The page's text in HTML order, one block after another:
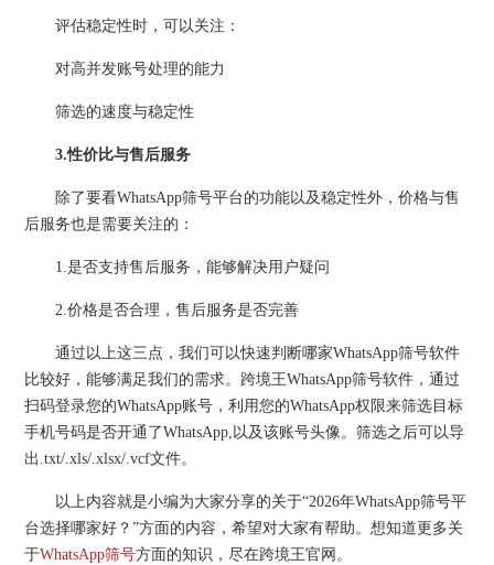
评估稳定性时，可以关注：
对高并发账号处理的能力
筛选的速度与稳定性
3.性价比与售后服务
除了要看WhatsApp筛号平台的功能以及稳定性外，价格与售
后服务也是需要关注的：
1.是否支持售后服务，能够解决用户疑问
2.价格是否合理，售后服务是否完善
通过以上这三点，我们可以快速判断哪家WhatsApp筛号软件
比较好，能够满足我们的需求。跨境王WhatsApp筛号软件，通过
扫码登录您的WhatsApp账号，利用您的WhatsApp权限来筛选目标
手机号码是否开通了WhatsApp,以及该账号头像。筛选之后可以导
出.txt/.xls/.xlsx/.vcf文件。
以上内容就是小编为大家分享的关于“2026年WhatsApp筛号平
台选择哪家好？”方面的内容，希望对大家有帮助。想知道更多关
于WhatsApp筛号方面的知识，尽在跨境王官网。